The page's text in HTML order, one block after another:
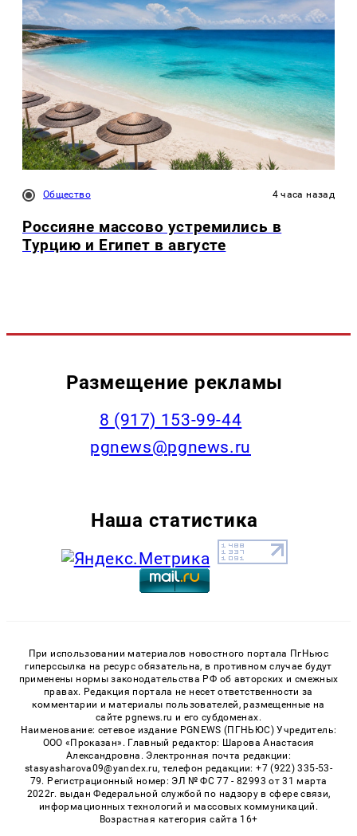
Общество 4 часа назад
Россияне массово устремились в
Турцию и Египет в августе
Размещение рекламы
‭8 (917) 153-99-44
pgnews@pgnews.ru
Наша статистика
При использовании материалов новостного портала ПгНьюс
гиперссылка на ресурс обязательна, в противном случае будут
применены нормы законодательства РФ об авторских и смежных
правах. Редакция портала не несет ответственности за
комментарии и материалы пользователей, размещенные на
сайте pgnews.ru и его субдоменах.
Наименование: сетевое издание PGNEWS (ПГНЬЮС) Учредитель:
ООО «Проказан». Главный редактор: Шарова Анастасия
Александровна. Электронная почта редакции:
stasyasharova09@yandex.ru, телефон редакции: +7 (922) 335-53-
79. Регистрационный номер: ЭЛ № ФС 77 - 82993 от 31 марта
2022г. выдан Федеральной службой по надзору в сфере связи,
информационных технологий и массовых коммуникаций.
Возрастная категория сайта 16+